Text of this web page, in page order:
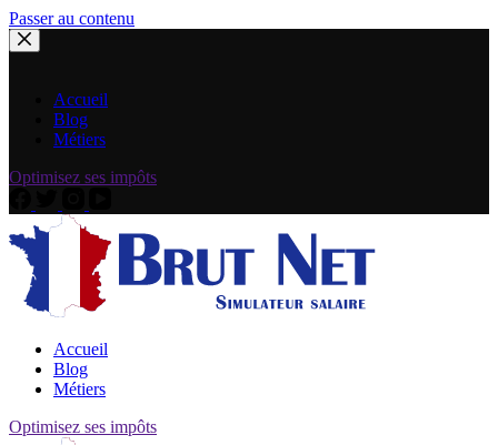
Passer au contenu
Accueil
Blog
Métiers
Optimisez ses impôts
Accueil
Blog
Métiers
Optimisez ses impôts